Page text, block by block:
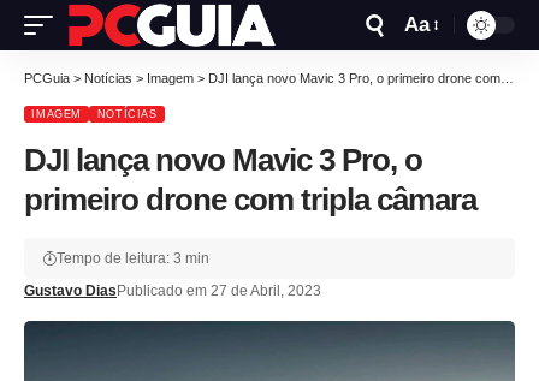
Aa
PCGuia > Notícias > Imagem > DJI lança novo Mavic 3 Pro, o primeiro drone com tripla câmara
IMAGEM NOTÍCIAS
DJI lança novo Mavic 3 Pro, o
primeiro drone com tripla câmara
Gustavo Dias Publicado em 27 de Abril, 2023
Tempo de leitura: 3 min